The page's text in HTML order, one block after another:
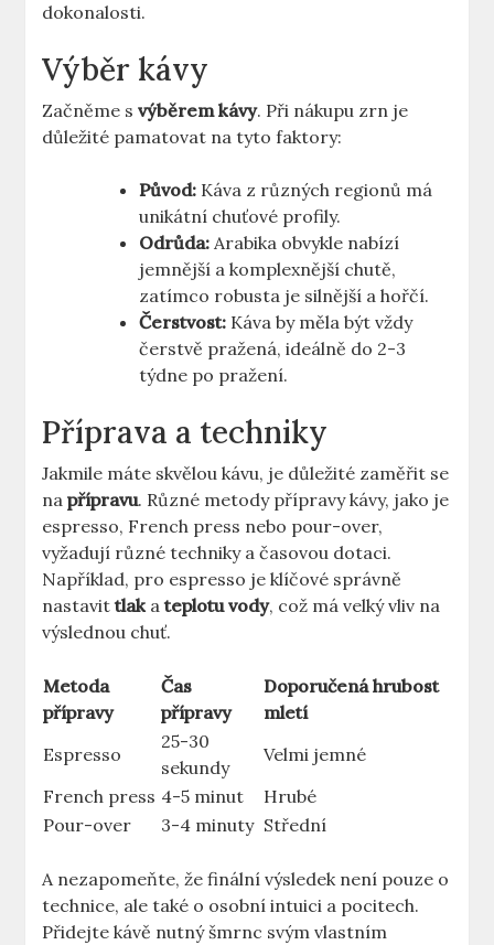
dokonalosti.
Výběr kávy
Začněme svýběrem kávy. Při nákupu zrn je
důležité pamatovat na tyto faktory:
Původ: Káva z různých regionů má
unikátní chuťové profily.
Odrůda: Arabika obvykle nabízí
jemnější a komplexnější chutě,
zatímco robusta je silnější a hořčí.
Čerstvost: Káva by měla být vždy
čerstvě pražená, ideálně do 2-3
týdne po pražení.
Příprava a techniky
Jakmile máte skvělou kávu, je důležité zaměřit se
napřípravu. Různé metody přípravy kávy, jako je
espresso, French press nebo pour-over,
vyžadují různé techniky a časovou dotaci.
Například, pro espresso je klíčové správně
nastavittlakateplotu vody, což má velký vliv na
výslednou chuť.
Metoda
přípravy
Čas
přípravy
Doporučená hrubost
mletí
Espresso
25-30
sekundy
Velmi jemné
French press 4-5 minut
Hrubé
Pour-over
3-4 minuty Střední
A nezapomeňte, že finální výsledek není pouze o
technice, ale také o osobní intuici a pocitech.
Přidejte kávě nutný šmrnc svým vlastním